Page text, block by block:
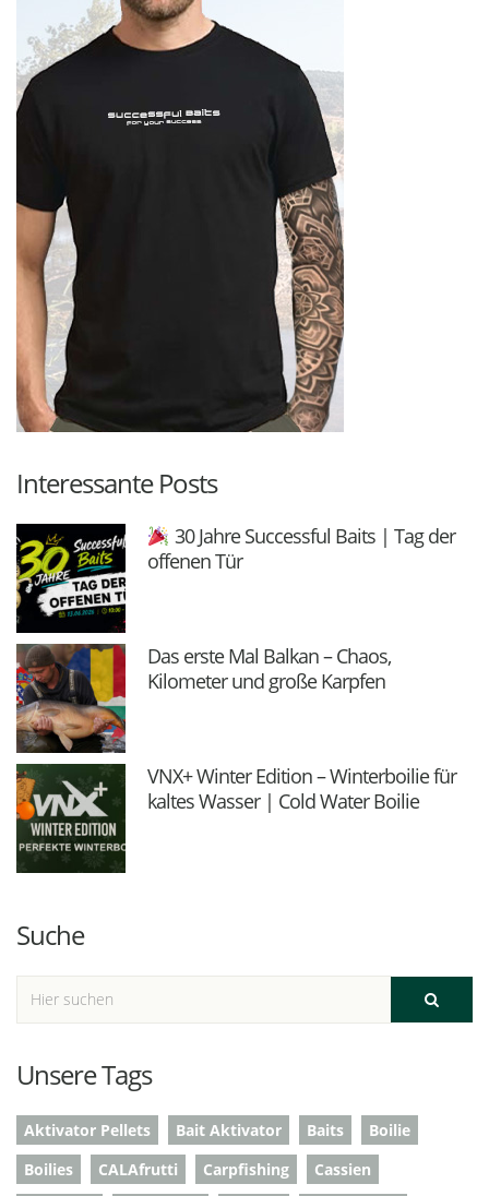
Interessante Posts
30 Jahre Successful Baits | Tag der
offenen Tür
Das erste Mal Balkan – Chaos,
Kilometer und große Karpfen
VNX+ Winter Edition – Winterboilie für
kaltes Wasser | Cold Water Boilie
Suche
Unsere Tags
Aktivator Pellets Bait Aktivator Baits
Boilie
Boilies
CALAfrutti Carpfishing
Cassien